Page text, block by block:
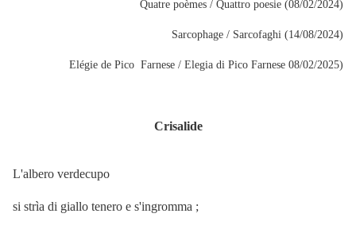
Quatre poèmes / Quattro poesie (08/02/2024)
Sarcophage / Sarcofaghi (14/08/2024)
Elégie de Pico Farnese / Elegia di Pico Farnese 08/02/2025)
Crisalide
L'albero verdecupo
si strìa di giallo tenero e s'ingromma ;